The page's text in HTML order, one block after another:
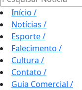
Início /
Notícias /
Esporte/
Falecimento /
Cultura /
Contato /
Guia Comercial /